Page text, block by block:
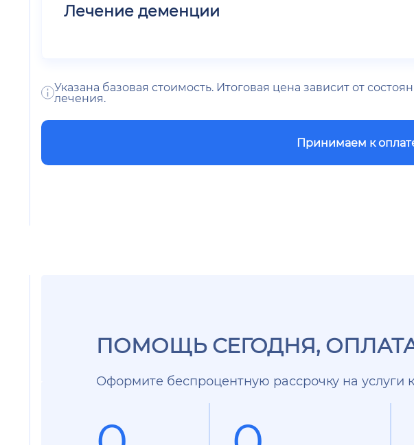
Лечение деменции
Указана базовая стоимость. Итоговая цена зависит от
лечения.
Принимаем к
ПОМОЩЬ СЕГОДНЯ,
Оформите беспроцентную рассрочку на услуги